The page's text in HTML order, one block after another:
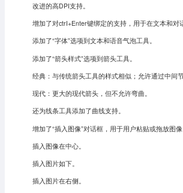
改进的高DPI支持。
增加了对ctrI+Enter键绑定的支持，用于在文本和对
添加了“字体”选项到文本和语音气泡工具。
添加了“箭头样式”选项到箭头工具。
经典：与传统箭头工具的样式相似；允许通过中间节
现代：更大的现代箭头，但不允许弯曲。
还为线条工具添加了曲线支持。
增加了“插入图像”对话框，用于用户粘贴或拖放图像
插入图像在中心。
插入图片如下。
插入图片在右侧。